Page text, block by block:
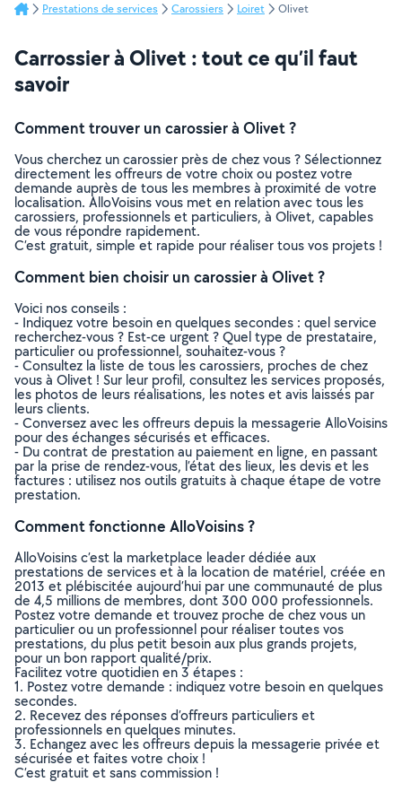
Prestations de services Carossiers Loiret Olivet
Carrossier à Olivet : tout ce qu’il faut
savoir
Comment trouver un carossier à Olivet ?
Vous cherchez un carossier près de chez vous ? Sélectionnez
directement les offreurs de votre choix ou postez votre
demande auprès de tous les membres à proximité de votre
localisation. AlloVoisins vous met en relation avec tous les
carossiers, professionnels et particuliers, à Olivet, capables
de vous répondre rapidement.
C’est gratuit, simple et rapide pour réaliser tous vos projets !
Comment bien choisir un carossier à Olivet ?
Voici nos conseils :
- Indiquez votre besoin en quelques secondes : quel service
recherchez-vous ? Est-ce urgent ? Quel type de prestataire,
particulier ou professionnel, souhaitez-vous ?
- Consultez la liste de tous les carossiers, proches de chez
vous à Olivet ! Sur leur profil, consultez les services proposés,
les photos de leurs réalisations, les notes et avis laissés par
leurs clients.
- Conversez avec les offreurs depuis la messagerie AlloVoisins
pour des échanges sécurisés et efficaces.
- Du contrat de prestation au paiement en ligne, en passant
par la prise de rendez-vous, l’état des lieux, les devis et les
factures : utilisez nos outils gratuits à chaque étape de votre
prestation.
Comment fonctionne AlloVoisins ?
AlloVoisins c’est la marketplace leader dédiée aux
prestations de services et à la location de matériel, créée en
2013 et plébiscitée aujourd’hui par une communauté de plus
de 4,5 millions de membres, dont 300 000 professionnels.
Postez votre demande et trouvez proche de chez vous un
particulier ou un professionnel pour réaliser toutes vos
prestations, du plus petit besoin aux plus grands projets,
pour un bon rapport qualité/prix.
Facilitez votre quotidien en 3 étapes :
1. Postez votre demande : indiquez votre besoin en quelques
secondes.
2. Recevez des réponses d’offreurs particuliers et
professionnels en quelques minutes.
3. Echangez avec les offreurs depuis la messagerie privée et
sécurisée et faites votre choix !
C’est gratuit et sans commission !